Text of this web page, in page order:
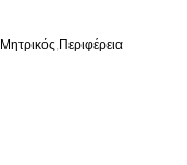
Μητρικός Περιφέρεια